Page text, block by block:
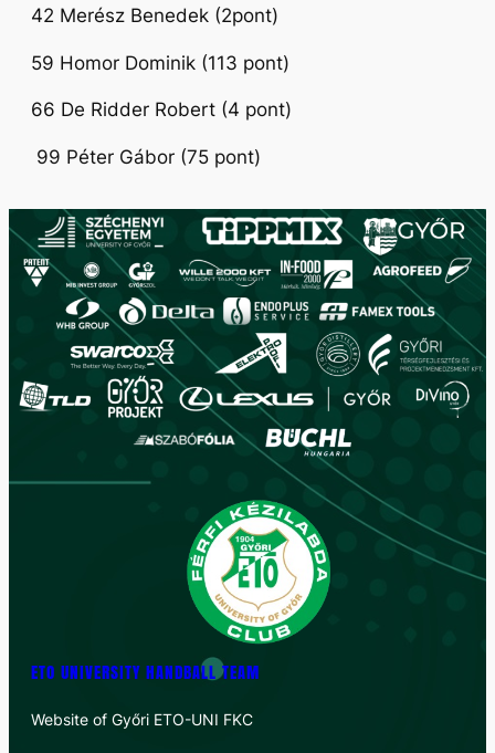
42 Merész Benedek (2pont)
59 Homor Dominik (113 pont)
66 De Ridder Robert (4 pont)
99 Péter Gábor (75 pont)
ETO UNIVERSITY HANDBALL TEAM
Website of Győri ETO-UNI FKC